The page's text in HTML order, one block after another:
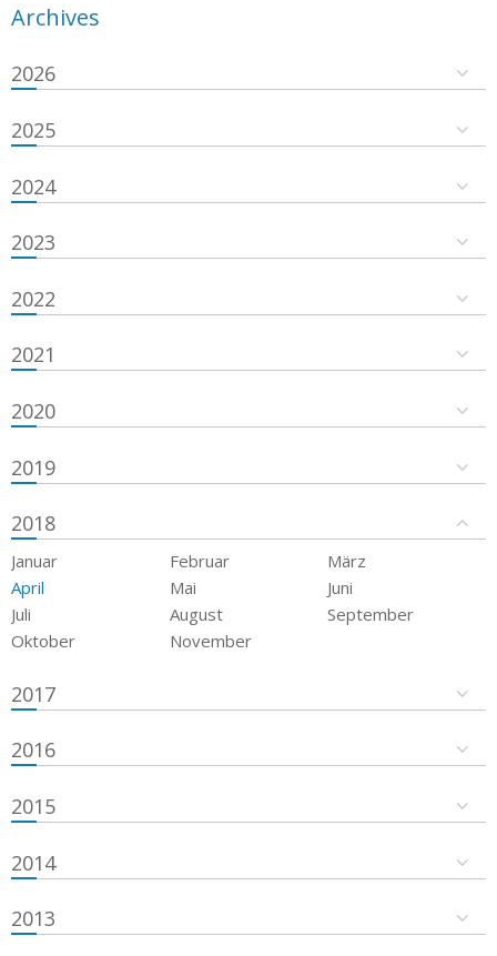
Archives
2026
2025
2024
2023
2022
2021
2020
2019
2018
Januar Februar
März
April
Mai
Juni
Juli
August
September
Oktober
November
2017
2016
2015
2014
2013